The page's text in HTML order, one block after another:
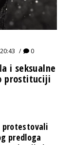
0
i seksualne
prostituciji
protestovali
predloga